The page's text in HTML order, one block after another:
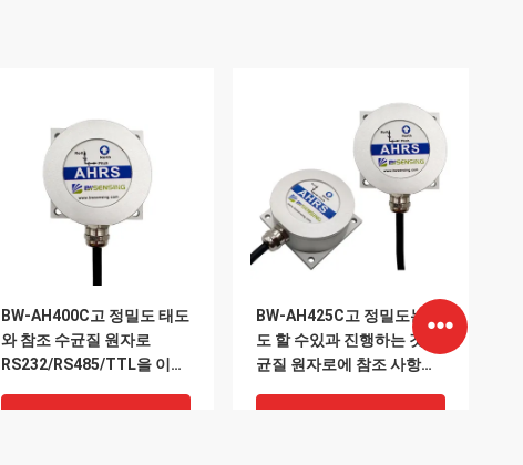
BW-AH400C고 정밀도 태도
와 참조 수균질 원자로
RS232/RS485/TTL을 이끄
최고의 가격
BW-AH425C고 정밀도는 태
도 할 수있과 진행하는 것 수
균질 원자로에 참조 사항을
최고의 가격